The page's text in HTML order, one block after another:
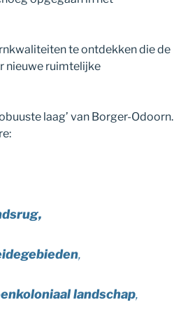
te ontdekken die de
nieuwe ruimtelijke
laag’ van Borger-Odoorn.
,
landschap,